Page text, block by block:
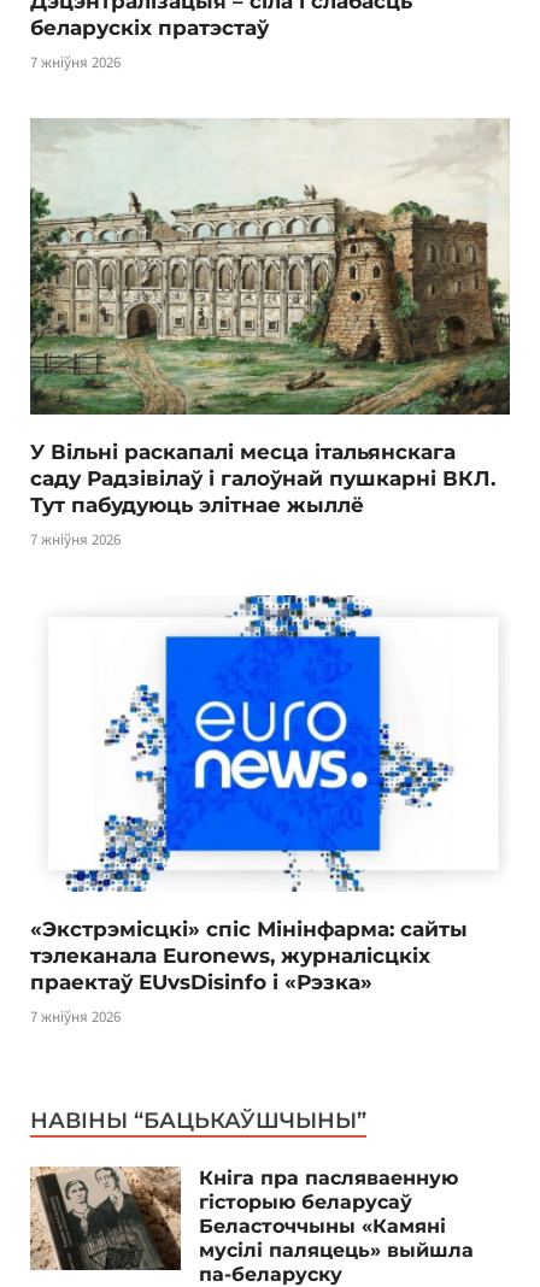
беларускіх пратэстаў
7 жніўня 2026
У Вільні раскапалі месца італьянскага
саду Радзівілаў і галоўнай пушкарні ВКЛ.
Тут пабудуюць элітнае жыллё
7 жніўня 2026
«Экстрэмісцкі» спіс Мінінфарма: сайты
тэлеканала Euronews, журналісцкіх
праектаў EUvsDisinfo і «Рэзка»
7 жніўня 2026
НАВІНЫ “БАЦЬКАЎШЧЫНЫ”
Кніга пра пасляваенную
гісторыю беларусаў
Беласточчыны «Камяні
мусілі паляцець» выйшла
па-беларуску